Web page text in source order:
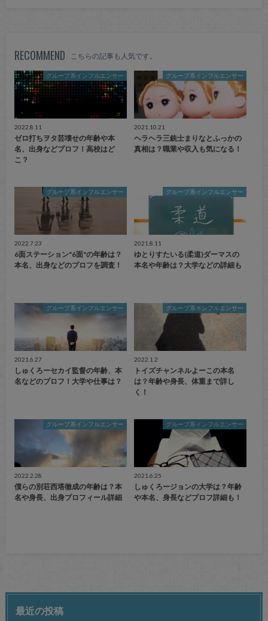
RECOMMEND こちらの記事も人気です。
グループ系インフルエンサー
2022.8.11
ゼロ打ちヲタ芸壊せの年齢や本
名、出身などプロフ！高校はど
こ？
グループ系インフルエンサー
2021.10.21
ヘラヘラ三銃士まりなとふっかの
真相は？職業や収入も気になる！
グループ系インフルエンサー
2022.7.23
6面ステーション"6面"の年齢は？
本名、出身などのプロフを調査！
グループ系インフルエンサー
2021.8.11
ゆとりすたいる(柔道)ダーマスの
本名や年齢は？大学などの詳細も
グループ系インフルエンサー
2021.6.27
しゅくろーセカイ監督の年齢、本
名などのプロフ！大学や仕事は？
グループ系インフルエンサー
2022.1.2
トイズチャンネルよーこの本名
は？年齢や身長、体重まで詳し
く！
グループ系インフルエンサー
2022.2.28
僕らの別荘西塔徹成の年齢は？本
名や身長、出身プロフィール詳細
グループ系インフルエンサー
2021.6.25
しゅくろージョンの大学は？年齢
や本名、身長などプロフ詳細も！
最近の投稿